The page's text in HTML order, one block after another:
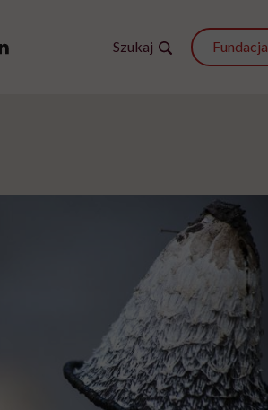
Szukaj Fundacja